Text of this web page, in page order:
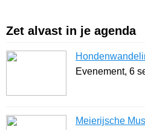
Zet alvast in je agenda
Evenement, 6
Meierijsche